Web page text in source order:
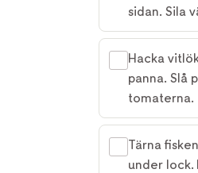
sidan. Sila
Hacka
panna. Slå
tomaterna.
Tärna
under lock.